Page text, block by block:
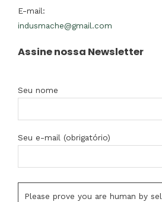
E-mail:
indusmache@gmail.com
Assine nossa Newsletter
Seu nome
Seu e-mail (obrigatório)
Please prove you are human by